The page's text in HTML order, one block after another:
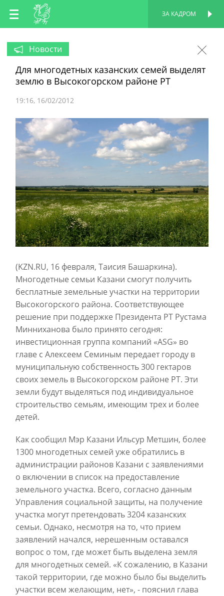
RU
EN
ЗА КАДРОМ
Новости
Для многодетных казанских семей выделят
землю в Высокогорском районе РТ
19:16 16/02/2012
(KZN.RU, 16 февраля, Таисия Башаркина).
Многодетные семьи Казани смогут получить
бесплатные земельные участки на территории
Высокогорского района. Соответствующее
решение при поддержке Президента РТ Рустама
Минниханова было принято сегодня:
инвестиционная группа компаний «ASG» во
главе с Алексеем Семиным передает городу в
муниципальную собственность 300 гектаров
своих земель в Высокогорском районе РТ. Эти
земли будут выделяться под индивидуальное
строительство семьям, имеющим трех и более
детей.
Как сообщил Мэр Казани Ильсур Метшин, более
1300 многодетных семей уже обратились в
администрации районов Казани с заявлениями
о включении в список на предоставление
земельного участка. Всего, согласно данным
Управления социальной защиты, на получение
участка могут претендовать 3204 казанских
семьи. Однако, несмотря на то, что прием
заявлений начался, нерешенным оставался
вопрос о том, где может быть выделена земля
для многодетных семей. «К сожалению, в Казани
такой территории, где можно было бы выделить
участки всем желающим, нет», - пояснил глава
ПЕРСОНАЛЬНАЯ